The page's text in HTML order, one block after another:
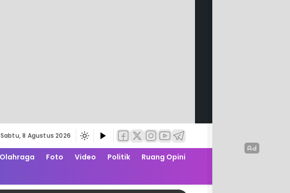
Sabtu, 8 Agustus 2026
Olahraga Foto Video Politik
Ruang Opini